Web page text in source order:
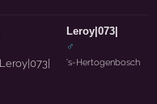
Leroy|073|
♂
's-Hertogenbosch